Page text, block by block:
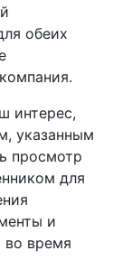
обеих
интерес,
указанным
просмотр
для
и
во время